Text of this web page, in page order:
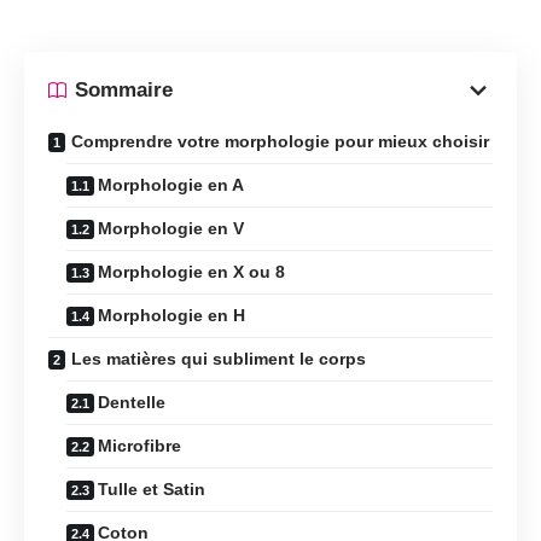
Sommaire
Comprendre votre morphologie pour mieux choisir
Morphologie en A
Morphologie en V
Morphologie en X ou 8
Morphologie en H
Les matières qui subliment le corps
Dentelle
Microfibre
Tulle et Satin
Coton